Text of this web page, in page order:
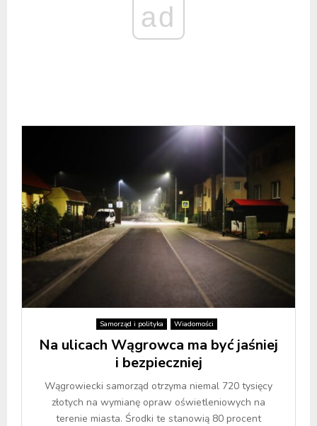
ad
Samorząd i polityka Wiadomości
Na ulicach Wągrowca ma być jaśniej
i bezpieczniej
Wągrowiecki samorząd otrzyma niemal 720 tysięcy
złotych na wymianę opraw oświetleniowych na
terenie miasta. Środki te stanowią 80 procent